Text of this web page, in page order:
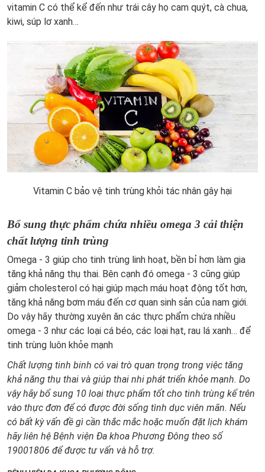
vitamin C có thể kể đến như trái cây họ cam quýt, cà chua,
kiwi, súp lơ xanh…
Vitamin C bảo vệ tinh trùng khỏi tác nhân gây hại
Bổ sung thực phẩm chứa nhiều omega 3 cải thiện
chất lượng tinh trùng
Omega - 3 giúp cho tinh trùng linh hoạt, bền bỉ hơn làm gia
tăng khả năng thụ thai. Bên cạnh đó omega - 3 cũng giúp
giảm cholesterol có hại giúp mạch máu hoạt động tốt hơn,
tăng khả năng bơm máu đến cơ quan sinh sản của nam giới.
Do vậy hãy thường xuyên ăn các thực phẩm chứa nhiều
omega - 3 như các loại cá béo, các loại hạt, rau lá xanh… để
tinh trùng luôn khỏe mạnh
Chất lượng tinh binh có vai trò quan trọng trong việc tăng
khả năng thụ thai và giúp thai nhi phát triển khỏe mạnh. Do
vậy hãy bổ sung 10 loại thực phẩm tốt cho tinh trùng kể trên
vào thực đơn để có được đời sống tình dục viên mãn. Nếu
có bất kỳ vấn đề gì cần thắc mắc hoặc muốn đặt lịch khám
hãy liên hệ Bệnh viện Đa khoa Phương Đông theo số
19001806 để được tư vấn và hỗ trợ.